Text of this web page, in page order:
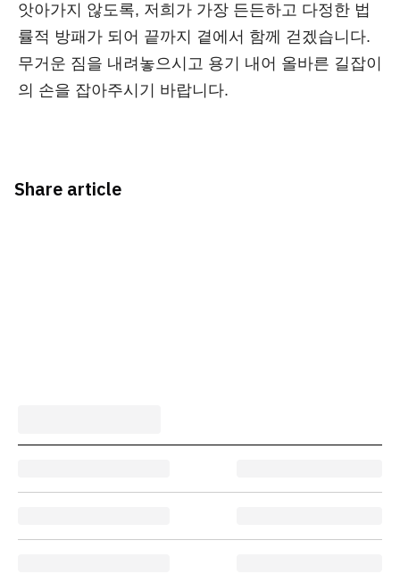
앗아가지 않도록, 저희가 가장 든든하고 다정한 법
률적 방패가 되어 끝까지 곁에서 함께 걷겠습니다.
무거운 짐을 내려놓으시고 용기 내어 올바른 길잡이
의 손을 잡아주시기 바랍니다.
Share article